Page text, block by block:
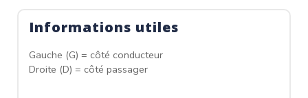
Informations utiles
Gauche (G) = côté conducteur
Droite (D) = côté passager